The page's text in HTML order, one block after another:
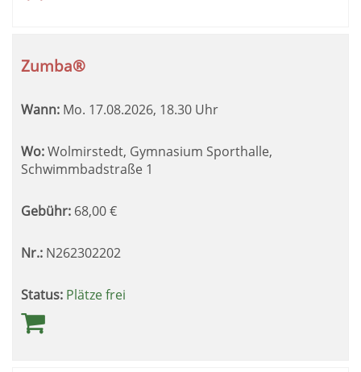
Zumba®
Wann: Mo. 17.08.2026, 18.30 Uhr
Wo:Wolmirstedt, Gymnasium Sporthalle,
Schwimmbadstraße 1
Gebühr: 68,00€
Nr.: N262302202
Status: Plätze frei